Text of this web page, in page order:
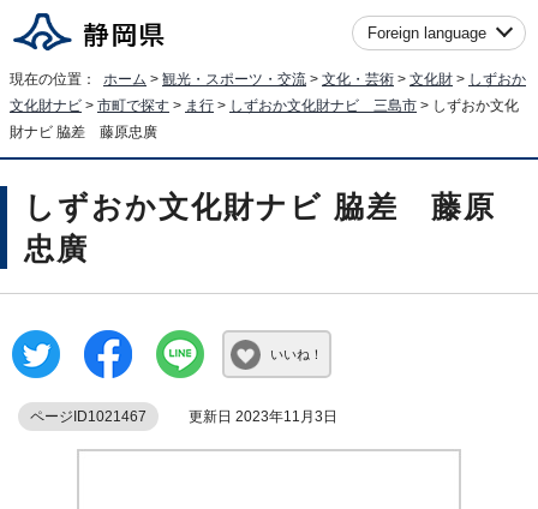
Foreign language
現在の位置： ホーム > 観光・スポーツ・交流 > 文化・芸術 > 文化財 > しずおか
文化財ナビ > 市町で探す > ま行 > しずおか文化財ナビ 三島市 > しずおか文化
財ナビ 脇差 藤原忠廣
しずおか文化財ナビ 脇差 藤原
忠廣
いいね！
ページID1021467 更新日 2023年11月3日